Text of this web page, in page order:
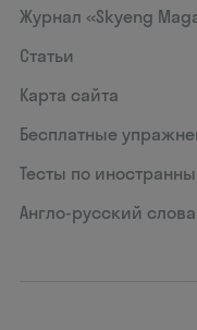
Журнал «Skyeng
Статьи
Карта сайта
Бесплатные
Тесты по
Англо-русский